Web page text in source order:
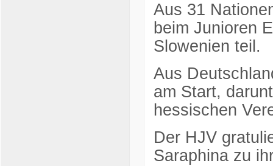
Aus 31
beim Junioren
Slowenien teil.
Aus
am Start,
hessischen
Der HJV
Saraphina zu